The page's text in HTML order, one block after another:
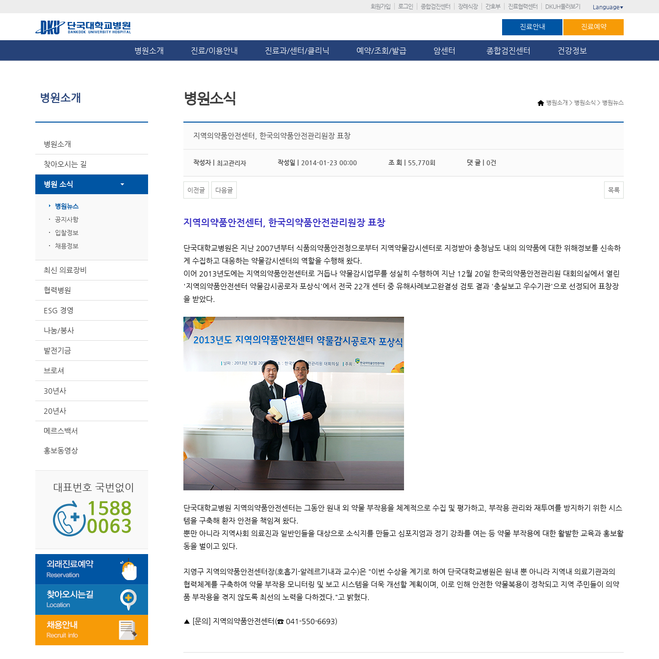
회원가입 로그인 종합검진센터 장례식장 간호부 진료협력센터 DKUH둘러보기 Language ▼
진료안내 진료예약
병원소개 진료/이용안내 진료과/센터/클리닉 예약/조회/발급 암센터 종합검진센터 건강정보
병원소개
병원소개
찾아오시는 길
병원 소식
병원뉴스
공지사항
입찰정보
채용정보
최신 의료장비
협력병원
ESG 경영
나눔/봉사
발전기금
브로셔
30년사
20년사
메르스백서
홍보동영상
대표번호 국번없이
병원소개 > 병원소식 > 병원뉴스
병원소식
지역의약품안전센터, 한국의약품안전관리원장 표창
작성자 | 최고관리자 작성일 | 2014-01-23 00:00 조 회 | 55,770회 댓 글 | 0건
이전글 다음글 목록
지역의약품안전센터, 한국의약품안전관리원장 표창
단국대학교병원은 지난 2007년부터 식품의약품안전청으로부터 지역약물감시센터로 지정받아 충청남도 내의 의약품에 대한 위해정보를 신속하
게 수집하고 대응하는 약물감시센터의 역할을 수행해 왔다.
이어 2013년도에는 지역의약품안전센터로 거듭나 약물감시업무를 성실히 수행하여 지난 12월 20일 한국의약품안전관리원 대회의실에서 열린
'지역의약품안전센터 약물감시공로자 포상식'에서 전국 22개 센터 중 유해사례보고완결성 검토 결과 '충실보고 우수기관'으로 선정되어 표창장
을 받았다.
단국대학교병원 지역의약품안전센터는 그동안 원내 외 약물 부작용을 체계적으로 수집 및 평가하고, 부작용 관리와 재투여를 방지하기 위한 시스
템을 구축해 환자 안전을 책임져 왔다.
뿐만 아니라 지역사회 의료진과 일반인들을 대상으로 소식지를 만들고 심포지엄과 정기 강좌를 여는 등 약물 부작용에 대한 활발한 교육과 홍보활
동을 벌이고 있다.
지영구 지역의약품안전센터장(호흡기-알레르기내과 교수)은 "이번 수상을 계기로 하여 단국대학교병원은 원내 뿐 아니라 지역내 의료기관과의
협력체계를 구축하여 약물 부작용 모니터링 및 보고 시스템을 더욱 개선할 계획이며, 이로 인해 안전한 약물복용이 정착되고 지역 주민들이 의약
품 부작용을 겪지 않도록 최선의 노력을 다하겠다."고 밝혔다.
▲ [문의] 지역의약품안전센터(☎ 041-550-6693)